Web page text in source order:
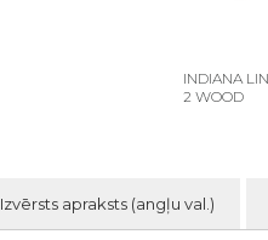
INDIANA
2 WOOD
Izvērsts apraksts (angļu val.)